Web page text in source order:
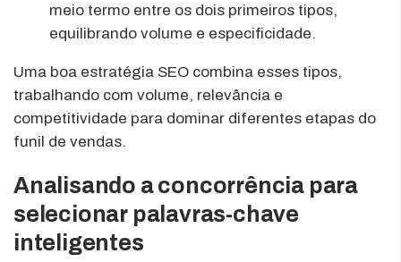
meio termo entre os dois primeiros tipos,
equilibrando volume e especificidade.
Uma boa estratégia SEO combina esses tipos,
trabalhando com volume, relevância e
competitividade para dominar diferentes etapas do
funil de vendas.
Analisando a concorrência para
selecionar palavras-chave
inteligentes